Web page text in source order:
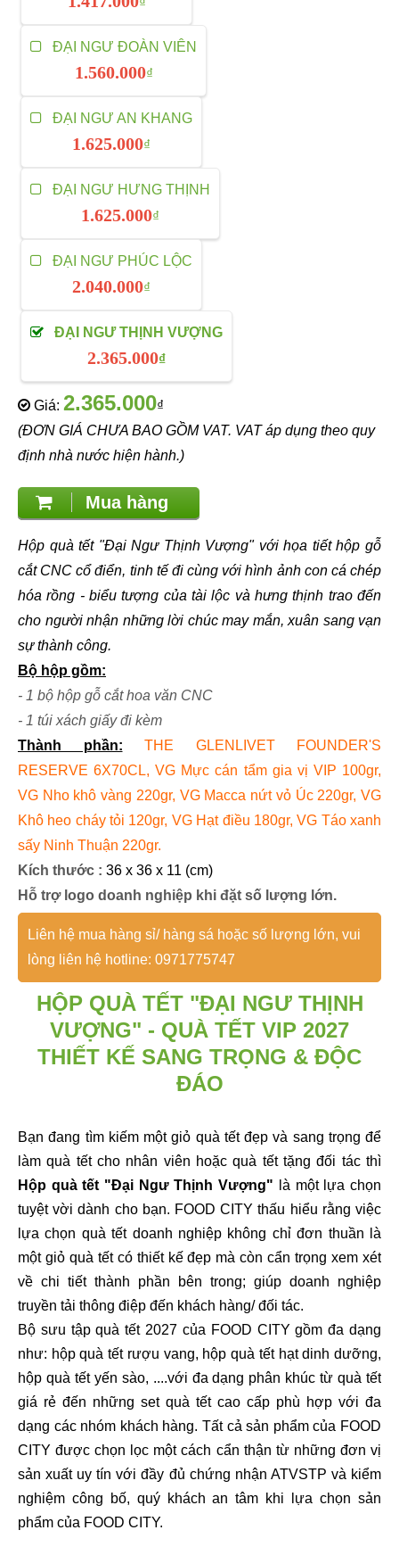
ĐẠI NGƯ ĐOÀN VIÊN
1.560.000₫
ĐẠI NGƯ AN KHANG
1.625.000₫
ĐẠI NGƯ HƯNG THỊNH
1.625.000₫
ĐẠI NGƯ PHÚC LỘC
2.040.000₫
ĐẠI NGƯ THỊNH VƯỢNG
2.365.000₫
Giá: 2.365.000₫
(ĐƠN GIÁ CHƯA BAO GỒM VAT. VAT áp dụng theo quy
định nhà nước hiện hành.)
Mua hàng
Hộp quà tết "Đại Ngư Thịnh Vượng" với họa tiết hộp gỗ
cắt CNC cổ điển, tinh tế đi cùng với hình ảnh con cá chép
hóa rồng - biểu tượng của tài lộc và hưng thịnh trao đến
cho người nhận những lời chúc may mắn, xuân sang vạn
sự thành công.
Bộ hộp gồm:
- 1 bộ hộp gỗ cắt hoa văn CNC
- 1 túi xách giấy đi kèm
Thành phần:
THE GLENLIVET FOUNDER'S
RESERVE 6X70CL, VG Mực cán tẩm gia vị VIP 100gr,
VG Nho khô vàng 220gr, VG Macca nứt vỏ Úc 220gr, VG
Khô heo cháy tỏi 120gr, VG Hạt điều 180gr, VG Táo xanh
sấy Ninh Thuận 220gr.
Kích thước : 36 x 36 x 11 (cm)
Hỗ trợ logo doanh nghiệp khi đặt số lượng lớn.
Liên hệ mua hàng sỉ/ hàng sá hoặc số lượng lớn, vui
lòng liên hệ hotline: 0971775747
HỘP QUÀ TẾT "ĐẠI NGƯ THỊNH
VƯỢNG" - QUÀ TẾT VIP 2027
THIẾT KẾ SANG TRỌNG & ĐỘC
ĐÁO
Bạn đang tìm kiếm một giỏ quà tết đẹp và sang trọng để
làm quà tết cho nhân viên hoặc quà tết tặng đối tác thì
Hộp quà tết "Đại Ngư Thịnh Vượng" là một lựa chọn
tuyệt vời dành cho bạn. FOOD CITY thấu hiểu rằng việc
lựa chọn quà tết doanh nghiệp không chỉ đơn thuần là
một giỏ quà tết có thiết kế đẹp mà còn cẩn trọng xem xét
về chi tiết thành phần bên trong; giúp doanh nghiệp
truyền tải thông điệp đến khách hàng/ đối tác.
Bộ sưu tập quà tết 2027 của FOOD CITY gồm đa dạng
như: hộp quà tết rượu vang, hộp quà tết hạt dinh dưỡng,
hộp quà tết yến sào, ....với đa dạng phân khúc từ quà tết
giá rẻ đến những set quà tết cao cấp phù hợp với đa
dạng các nhóm khách hàng. Tất cả sản phẩm của FOOD
CITY được chọn lọc một cách cẩn thận từ những đơn vị
sản xuất uy tín với đầy đủ chứng nhận ATVSTP và kiểm
nghiệm công bố, quý khách an tâm khi lựa chọn sản
phẩm của FOOD CITY.